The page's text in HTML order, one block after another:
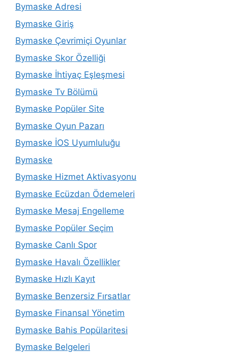
Bymaske Adresi
Bymaske Giriş
Bymaske Çevrimiçi Oyunlar
Bymaske Skor Özelliği
Bymaske İhtiyaç Eşleşmesi
Bymaske Tv Bölümü
Bymaske Popüler Site
Bymaske Oyun Pazarı
Bymaske İOS Uyumluluğu
Bymaske
Bymaske Hizmet Aktivasyonu
Bymaske Ecüzdan Ödemeleri
Bymaske Mesaj Engelleme
Bymaske Popüler Seçim
Bymaske Canlı Spor
Bymaske Havalı Özellikler
Bymaske Hızlı Kayıt
Bymaske Benzersiz Fırsatlar
Bymaske Finansal Yönetim
Bymaske Bahis Popülaritesi
Bymaske Belgeleri